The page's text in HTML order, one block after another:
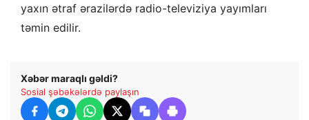
yaxın ətraf ərazilərdə radio-televiziya yayımları
təmin edilir.
Xəbər maraqlı gəldi?
Sosial şəbəkələrdə paylaşın